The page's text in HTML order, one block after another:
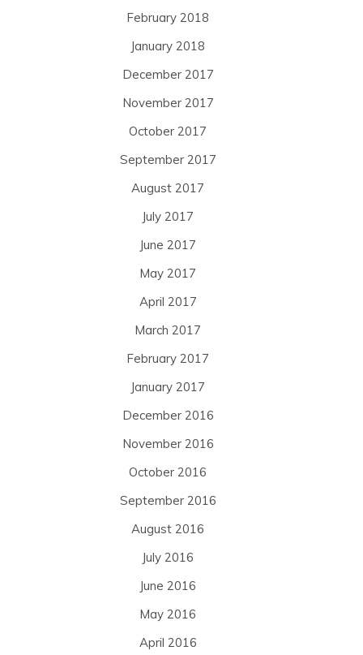
February 2018
January 2018
December 2017
November 2017
October 2017
September 2017
August 2017
July 2017
June 2017
May 2017
April 2017
March 2017
February 2017
January 2017
December 2016
November 2016
October 2016
September 2016
August 2016
July 2016
June 2016
May 2016
April 2016